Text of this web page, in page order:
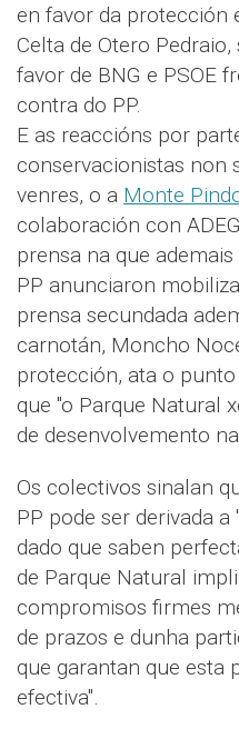
en favor da protección
Celta de Otero
favor de BNG e PSOE
contra do PP.
E as reaccións por
conservacionistas non
venres, o a Monte
colaboración con
prensa na que
PP anunciaron
prensa secundada
carnotán, Moncho
protección, ata o
que "o Parque Natural
de desenvolvemento
Os colectivos sinalan
PP pode ser derivada
dado que saben
de Parque Natural
compromisos firmes
de prazos e dunha
que garantan que esta
efectiva".